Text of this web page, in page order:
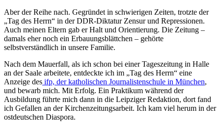
Aber der Reihe nach. Gegründet in schwierigen Zeiten, trotzte der
„Tag des Herrn“ in der DDR-Diktatur Zensur und Repressionen.
Auch meinen Eltern gab er Halt und Orientierung. Die Zeitung –
damals eher noch ein Erbauungsblättchen – gehörte
selbstverständlich in unsere Familie.
Nach dem Mauerfall, als ich schon bei einer Tageszeitung in Halle
an der Saale arbeitete, entdeckte ich im „Tag des Herrn“ eine
Anzeige des ifp, der katholischen Journalistenschule in München,
und bewarb mich. Mit Erfolg. Ein Praktikum während der
Ausbildung führte mich dann in die Leipziger Redaktion, dort fand
ich Gefallen an der Kirchenzeitungsarbeit. Ich kam viel herum in der
ostdeutschen Diaspora.